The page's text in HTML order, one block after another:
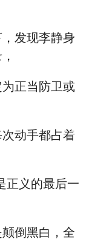
发现李静身
正当防卫或
动手都占着
正义的最后一
倒黑白，全